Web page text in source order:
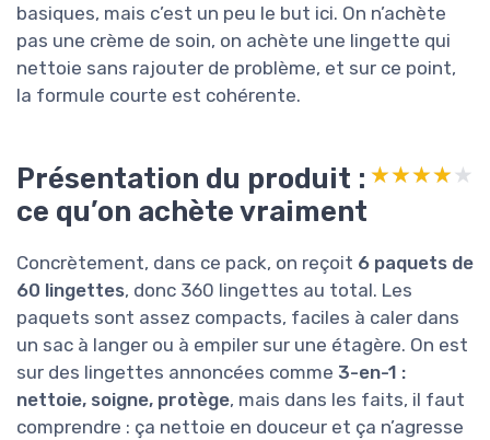
basiques, mais c’est un peu le but ici. On n’achète
pas une crème de soin, on achète une lingette qui
nettoie sans rajouter de problème, et sur ce point,
la formule courte est cohérente.
Présentation du produit :
ce qu’on achète vraiment
★★★★★
★★★★★
Concrètement, dans ce pack, on reçoit 6 paquets de
60 lingettes, donc 360 lingettes au total. Les
paquets sont assez compacts, faciles à caler dans
un sac à langer ou à empiler sur une étagère. On est
sur des lingettes annoncées comme 3-en-1 :
nettoie, soigne, protège, mais dans les faits, il faut
comprendre : ça nettoie en douceur et ça n’agresse